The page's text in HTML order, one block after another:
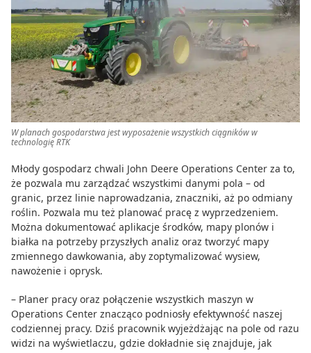
W planach gospodarstwa jest wyposażenie wszystkich ciągników w
technologię RTK
Młody gospodarz chwali John Deere Operations Center za to,
że pozwala mu zarządzać wszystkimi danymi pola – od
granic, przez linie naprowadzania, znaczniki, aż po odmiany
roślin. Pozwala mu też planować pracę z wyprzedzeniem.
Można dokumentować aplikacje środków, mapy plonów i
białka na potrzeby przyszłych analiz oraz tworzyć mapy
zmiennego dawkowania, aby zoptymalizować wysiew,
nawożenie i oprysk.
– Planer pracy oraz połączenie wszystkich maszyn w
Operations Center znacząco podniosły efektywność naszej
codziennej pracy. Dziś pracownik wyjeżdżając na pole od razu
widzi na wyświetlaczu, gdzie dokładnie się znajduje, jak